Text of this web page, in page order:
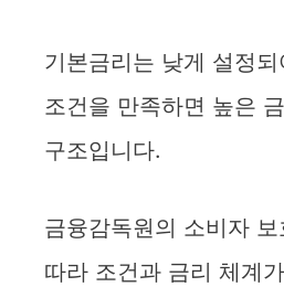
기본금리는 낮게 설정
조건을 만족하면 높은
구조입니다.
금융감독원의 소비자
따라 조건과 금리 체계